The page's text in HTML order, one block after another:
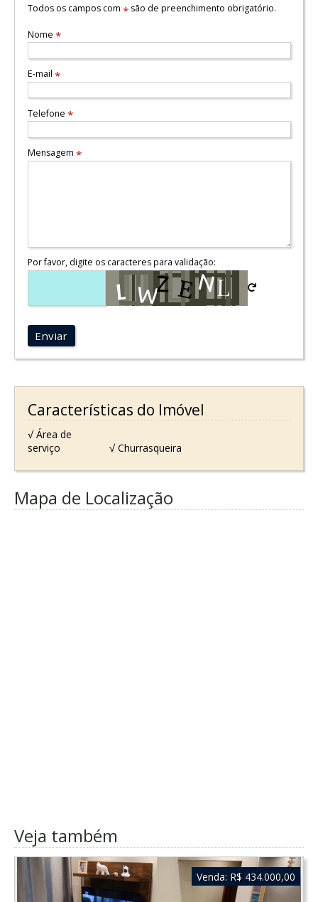
Todos os campos com *são de preenchimento obrigatório.
Nome *
E-mail *
Telefone *
Mensagem *
Por favor, digite os caracteres para validação:
Enviar
Características do Imóvel
√ Área de
serviço
√ Churrasqueira
Mapa de Localização
Veja também
Venda: R$ 434.000,00